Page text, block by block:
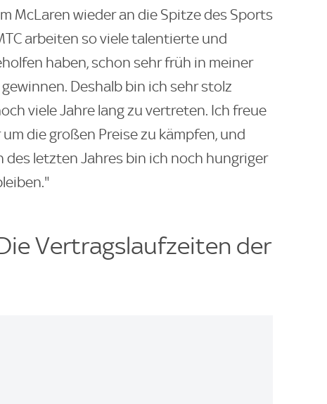
McLaren wieder an die Spitze des Sports
arbeiten so viele talentierte und
haben, schon sehr früh in meiner
Deshalb bin ich sehr stolz
viele Jahre lang zu vertreten. Ich freue
die großen Preise zu kämpfen, und
letzten Jahres bin ich noch hungriger
Vertragslaufzeiten der